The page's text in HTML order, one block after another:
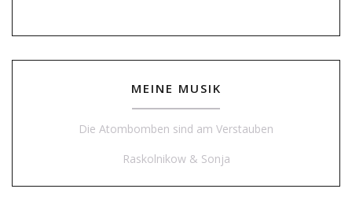
MEINE MUSIK
Die Atombomben sind am Verstauben
Raskolnikow & Sonja